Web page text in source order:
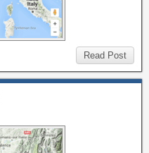
Read Post